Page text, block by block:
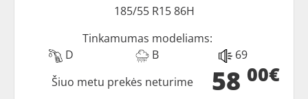
185/55 R15 86H
Tinkamumas modeliams:
D
B 69
58 00€
Šiuo metu prekės neturime